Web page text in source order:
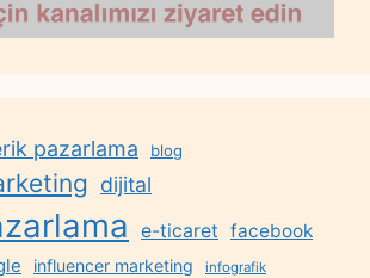
pazarlama blog
dijital
e-ticaret facebook
influencer marketing infografik